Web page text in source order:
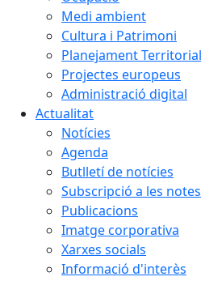
Medi ambient
Cultura i Patrimoni
Planejament Territorial
Projectes europeus
Administració digital
Actualitat
Notícies
Agenda
Butlletí de notícies
Subscripció a les
Publicacions
Imatge corporativa
Xarxes socials
Informació d'interès